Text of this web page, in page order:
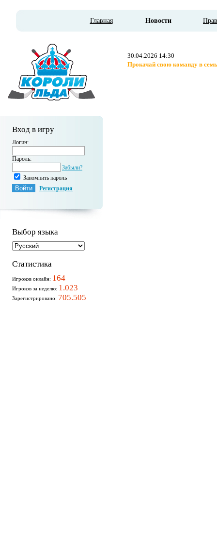
Главная Новости
Вход в игру
Логин:
Пароль:
Забыли?
Запомнить пароль
Регистрация
Выбор языка
Статистика
Игроков онлайн: 164
Игроков за неделю: 1.023
Зарегистрировано: 705.505
30.04.2026 14:30
Прокачай свою команду в